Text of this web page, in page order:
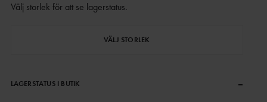
Välj storlek för att se lagerstatus.
VÄLJ STORLEK
LAGERSTATUS I BUTIK –